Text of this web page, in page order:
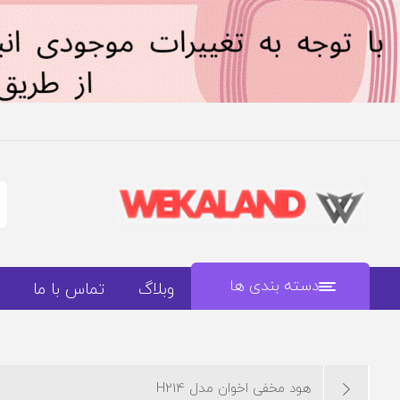
دسته بندی ها وبلاگ تماس با ما
هود مخفی اخوان مدل H214